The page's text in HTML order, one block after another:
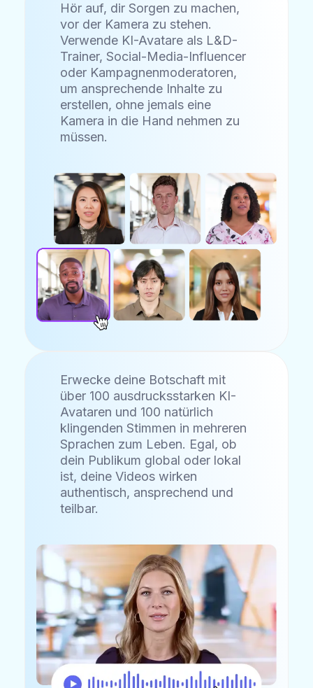
Hör auf, dir Sorgen zu machen,
vor der Kamera zu stehen.
Verwende KI-Avatare als L&D-
Trainer, Social-Media-Influencer
oder Kampagnenmoderatoren,
um ansprechende Inhalte zu
erstellen, ohne jemals eine
Kamera in die Hand nehmen zu
müssen.
Erwecke deine Botschaft mit
über 100 ausdrucksstarken KI-
Avataren und 100 natürlich
klingenden Stimmen in mehreren
Sprachen zum Leben. Egal, ob
dein Publikum global oder lokal
ist, deine Videos wirken
authentisch, ansprechend und
teilbar.